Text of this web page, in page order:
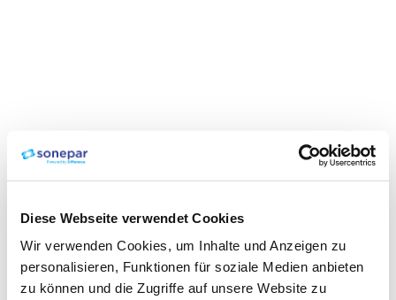
Diese Webseite verwendet Cookies
Wir verwenden Cookies, um Inhalte und Anzeigen zu
personalisieren, Funktionen für soziale Medien anbieten
zu können und die Zugriffe auf unsere Website zu